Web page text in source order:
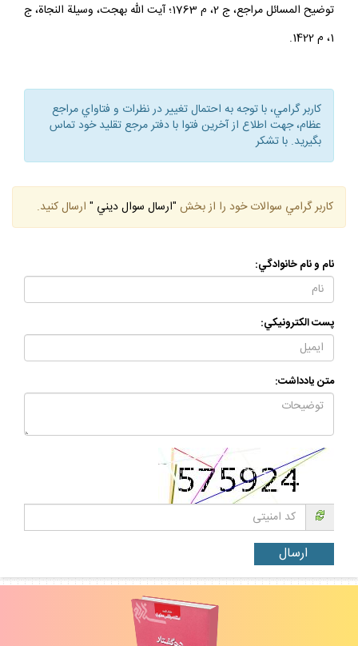
توضيح المسائل مراجع، ج 2، م 1763؛ آيت الله بهجت، وسيلة النجاة، ج
1، م 1422.
كاربر گرامي، با توجه به احتمال تغيير در نظرات و فتاواي مراجع
عظام، جهت اطلاع از آخرين فتوا با دفتر مرجع تقليد خود تماس
بگيريد. با تشكر
كاربر گرامي سوالات خود را از بخش "ارسال سوال ديني " ارسال كنيد.
نام و نام خانوادگي:
پست الكترونيكي:
متن يادداشت: